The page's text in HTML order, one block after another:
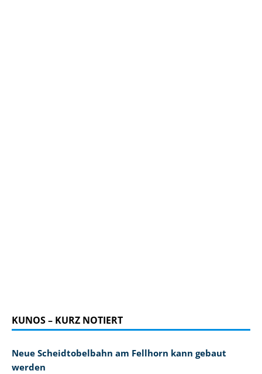
KUNOS – KURZ NOTIERT
Neue Scheidtobelbahn am Fellhorn kann gebaut
werden